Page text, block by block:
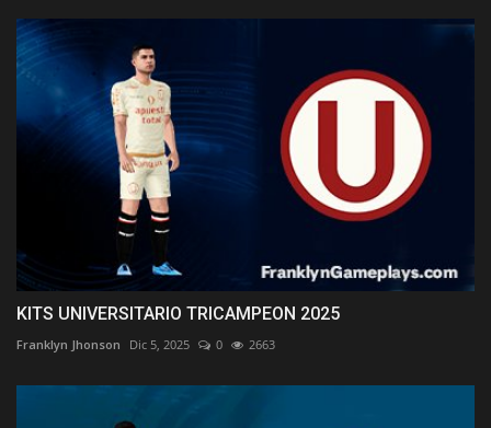
KITS UNIVERSITARIO TRICAMPEON 2025
Franklyn Jhonson Dic 5, 2025 0 2663